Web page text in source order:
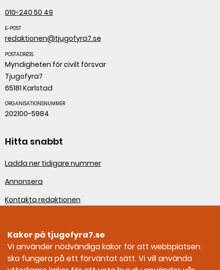
010-240 50 49
E-POST
redaktionen@tjugofyra7.se
POSTADRESS
Myndigheten för civilt försvar
Tjugofyra7
65181 Karlstad
ORGANISATIONSNUMMER
202100-5984
Hitta snabbt
Ladda ner tidigare nummer
Annonsera
Kontakta redaktionen
Sociala medier
Kakor på tjugofyra7.se
Vi använder nödvändiga kakor för att webbplatsen
ska fungera på ett förväntat sätt. Vi vill använda